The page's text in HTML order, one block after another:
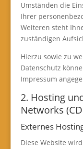
Umständen die
Ihrer
Weiteren steht
zuständigen
Hierzu sowie zu
Datenschutz
Impressum
2. Hosting
Networks
Externes
Diese Website